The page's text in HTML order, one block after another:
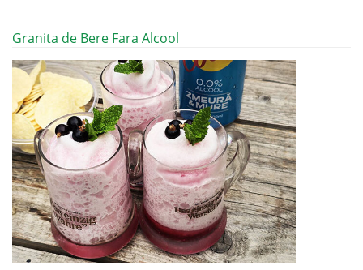
Granita de Bere Fara Alcool